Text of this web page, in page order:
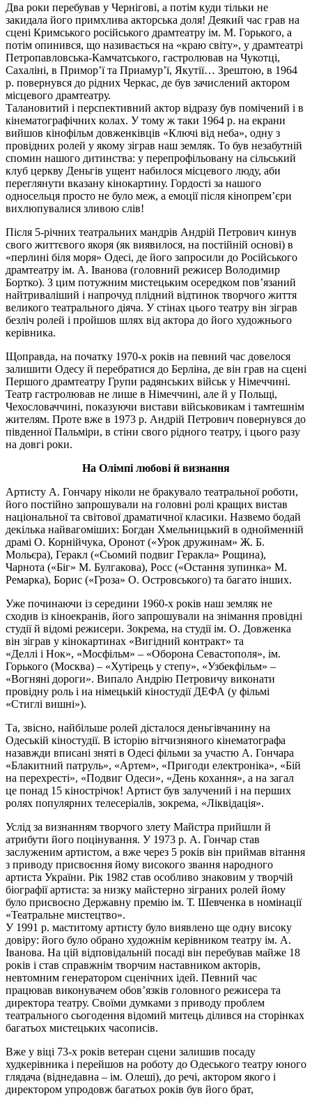
Два роки перебував у Чернігові, а потім куди тільки не
закидала його примхлива акторська доля! Деякий час грав на
сцені Кримського російського драмтеатру ім. М. Горького, а
потім опинився, що називається на «краю світу», у драмтеатрі
Петропавловська-Камчатського, гастролював на Чукотці,
Сахаліні, в Примор’ї та Приамур’ї, Якутії… Зрештою, в 1964
р. повернувся до рідних Черкас, де був зачислений актором
місцевого драмтеатру.
Талановитий і перспективний актор відразу був помічений і в
кінематографічних колах. У тому ж таки 1964 р. на екрани
вийшов кінофільм довженківців «Ключі від неба», одну з
провідних ролей у якому зіграв наш земляк. То був незабутній
спомин нашого дитинства: у перепрофільовану на сільський
клуб церкву Деньгів ущент набилося місцевого люду, аби
переглянути вказану кінокартину. Гордості за нашого
односельця просто не було меж, а емоції після кінопрем’єри
вихлюпувалися зливою слів!
Після 5-річних театральних мандрів Андрій Петрович кинув
свого життєвого якоря (як виявилося, на постійній основі) в
«перлині біля моря» Одесі, де його запросили до Російського
драмтеатру ім. А. Іванова (головний режисер Володимир
Бортко). З цим потужним мистецьким осередком пов’язаний
найтриваліший і напрочуд плідний відтинок творчого життя
великого театрального діяча. У стінах цього театру він зіграв
безліч ролей і пройшов шлях від актора до його художнього
керівника.
Щоправда, на початку 1970-х років на певний час довелося
залишити Одесу й перебратися до Берліна, де він грав на сцені
Першого драмтеатру Групи радянських військ у Німеччині.
Театр гастролював не лише в Німеччині, але й у Польщі,
Чехословаччині, показуючи вистави військовикам і тамтешнім
жителям. Проте вже в 1973 р. Андрій Петрович повернувся до
південної Пальміри, в стіни свого рідного театру, і цього разу
на довгі роки.
На Олімпі любові й визнання
Артисту А. Гончару ніколи не бракувало театральної роботи,
його постійно запрошували на головні ролі кращих вистав
національної та світової драматичної класики. Назвемо бодай
декілька найвагоміших: Богдан Хмельницький в однойменній
драмі О. Корнійчука, Оронот («Урок дружинам» Ж. Б.
Мольєра), Геракл («Сьомий подвиг Геракла» Рощина),
Чарнота («Біг» М. Булгакова), Росс («Остання зупинка» М.
Ремарка), Борис («Гроза» О. Островського) та багато інших.
Уже починаючи із середини 1960-х років наш земляк не
сходив із кіноекранів, його запрошували на знімання провідні
студії й відомі режисери. Зокрема, на студії ім. О. Довженка
він зіграв у кінокартинах «Вигідний контракт» та
«Деллі і Нок», «Мосфільм» – «Оборона Севастополя», ім.
Горького (Москва) – «Хутірець у степу», «Узбекфільм» –
«Вогняні дороги». Випало Андрію Петровичу виконати
провідну роль і на німецькій кіностудії ДЕФА (у фільмі
«Стиглі вишні»).
Та, звісно, найбільше ролей дісталося деньгівчанину на
Одеській кіностудії. В історію вітчизняного кінематографа
назавжди вписані зняті в Одесі фільми за участю А. Гончара
«Блакитний патруль», «Артем», «Пригоди електроніка», «Бій
на перехресті», «Подвиг Одеси», «День кохання», а на загал
це понад 15 кінострічок! Артист був залучений і на перших
ролях популярних телесеріалів, зокрема, «Ліквідація».
Услід за визнанням творчого злету Майстра прийшли й
атрибути його поцінування. У 1973 р. А. Гончар став
заслуженим артистом, а вже через 5 років він приймав вітання
з приводу присвоєння йому високого звання народного
артиста України. Рік 1982 став особливо знаковим у творчій
біографії артиста: за низку майстерно зіграних ролей йому
було присвоєно Державну премію ім. Т. Шевченка в номінації
«Театральне мистецтво».
У 1991 р. маститому артисту було виявлено ще одну високу
довіру: його було обрано художнім керівником театру ім. А.
Іванова. На цій відповідальній посаді він перебував майже 18
років і став справжнім творчим наставником акторів,
невтомним генератором сценічних ідей. Певний час
працював виконувачем обов’язків головного режисера та
директора театру. Своїми думками з приводу проблем
театрального сьогодення відомий митець ділився на сторінках
багатьох мистецьких часописів.
Вже у віці 73-х років ветеран сцени залишив посаду
худкерівника і перейшов на роботу до Одеського театру юного
глядача (віднедавна – ім. Олеші), до речі, актором якого і
директором упродовж багатьох років був його брат,